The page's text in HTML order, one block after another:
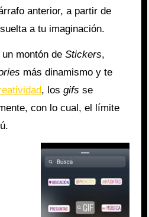
anterior, a partir de
a tu imaginación.
montón de Stickers,
más dinamismo y te
, los gifs se
con lo cual, el límite